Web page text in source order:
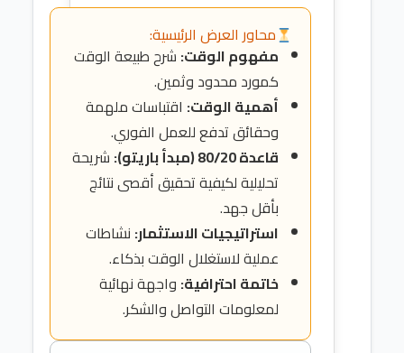
محاور العرض الرئيسية:
مفهوم الوقت: شرح طبيعة الوقت
كمورد محدود وثمين.
أهمية الوقت: اقتباسات ملهمة
وحقائق تدفع للعمل الفوري.
قاعدة 80/20 (مبدأ باريتو):
شريحة
تحليلية لكيفية تحقيق أقصى نتائج
بأقل جهد.
استراتيجيات الاستثمار: نشاطات
عملية لاستغلال الوقت بذكاء.
خاتمة احترافية: واجهة نهائية
لمعلومات التواصل والشكر.